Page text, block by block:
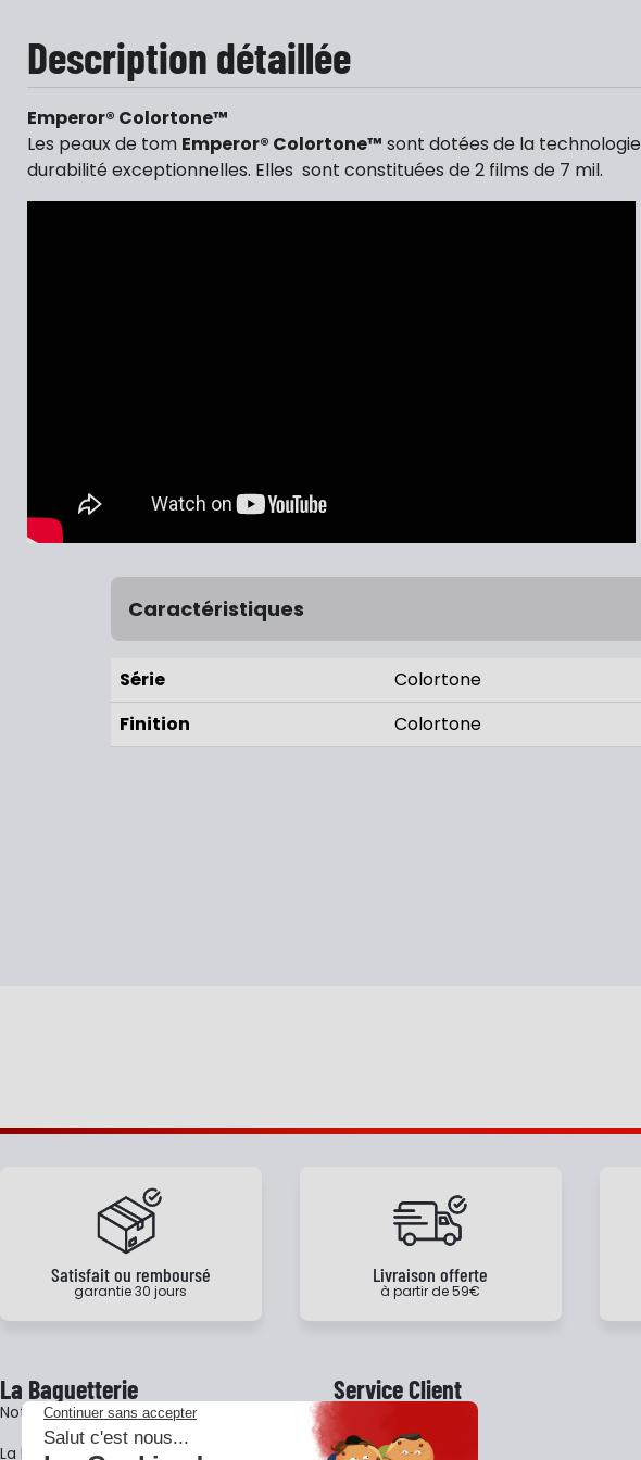
Description détaillée
Emperor® Colortone™
Les peaux de tom Emperor® Colortone™ sont dotées de la technologie
durabilité exceptionnelles. Elles sont constituées de 2 films de 7 mil.
Caractéristiques
Série
Colortone
Finition
Colortone
Satisfait ou remboursé
garantie 30 jours
Livraison offerte
à partir de 59€
La Baguetterie
Notre histoire
La BagShow
Service Client
Garantie 3 ans